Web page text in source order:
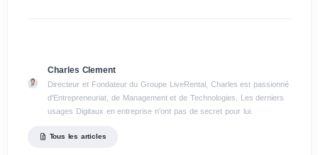
Charles Clement
Directeur et Fondateur du Groupe LiveRental, Charles est passionné
d'Entrepreneuriat, de Management et de Technologies. Les derniers
usages Digitaux en entreprise n'ont pas de secret pour lui.
Tous les articles